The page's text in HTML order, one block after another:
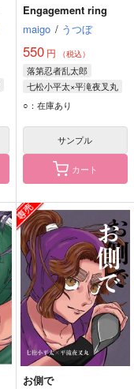
Engagement ring
maigo / うつぼ
550円 （税込）
落第忍者乱太郎
七松小平太×平滝夜叉丸
平滝夜叉丸
○：在庫あり
サンプル
カート
お側で